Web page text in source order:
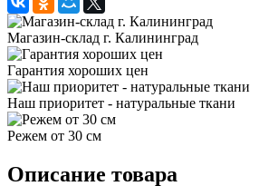
Магазин-склад г. Калининград
Гарантия хороших цен
Наш приоритет - натуральные ткани
Режем от 30 см
Описание товара